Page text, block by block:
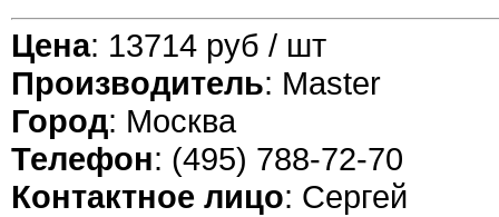
Цена: 13714 руб / шт
Производитель: Master
Город: Москва
Телефон: (495) 788-72-70
Контактное лицо: Сергей